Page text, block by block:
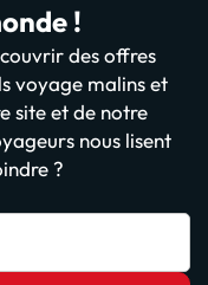
!
des offres
voyage malins et
site et de notre
nous lisent
?